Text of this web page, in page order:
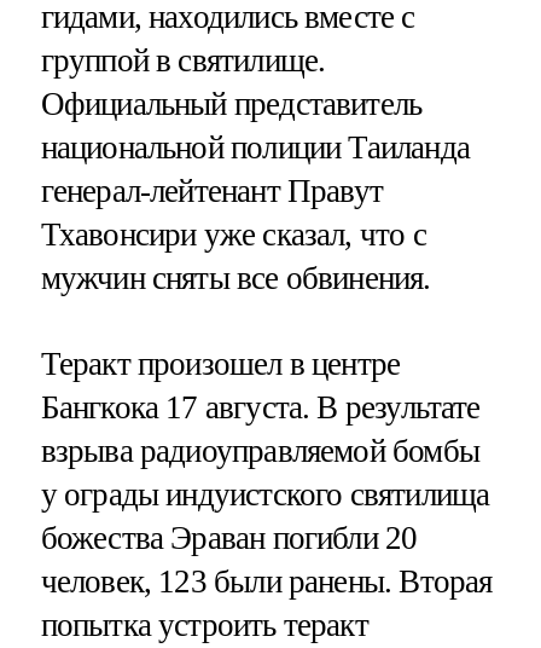
гидами, находились вместе с
группой в святилище.
Официальный представитель
национальной полиции Таиланда
генерал-лейтенант Правут
Тхавонсири уже сказал, что с
мужчин сняты все обвинения.
Теракт произошел в центре
Бангкока 17 августа. В результате
взрыва радиоуправляемой бомбы
у ограды индуистского святилища
божества Эраван погибли 20
человек, 123 были ранены. Вторая
попытка устроить теракт